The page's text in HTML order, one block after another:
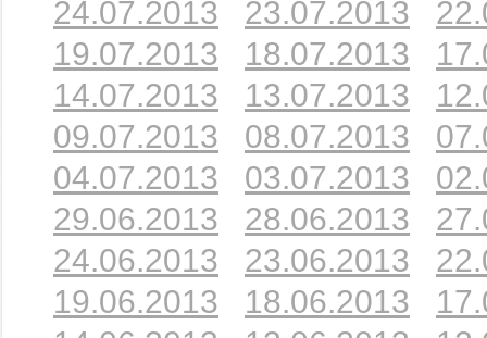
24.07.2013
23.07.2013
19.07.2013
18.07.2013
14.07.2013
13.07.2013
09.07.2013
08.07.2013
04.07.2013
03.07.2013
29.06.2013
28.06.2013
24.06.2013
23.06.2013
19.06.2013
18.06.2013